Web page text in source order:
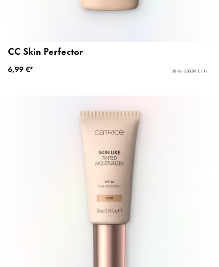
CC Skin Perfector
6,99 €* 30 ml - 233,00 € / 1 l